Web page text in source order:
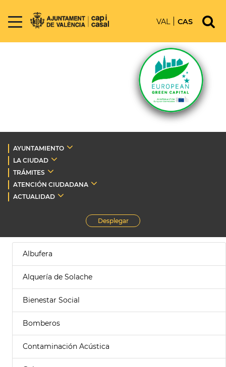
VAL CAS
AYUNTAMIENTO
LA CIUDAD
TRÁMITES
ATENCIÓN CIUDADANA
ACTUALIDAD
Desplegar
Albufera
Alquería de Solache
Bienestar Social
Bomberos
Contaminación Acústica